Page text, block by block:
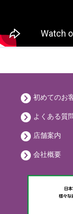
初めてのお
よくある質
店舗案内
会社概要